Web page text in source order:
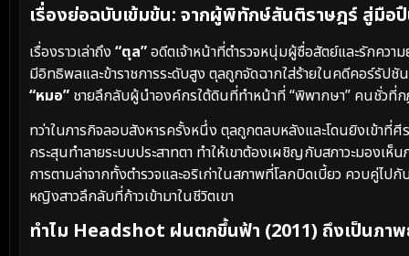
เรื่องย่อฉบับเข้มข้น: จากผู้พิทักษ์สันติราษฎร์ สู่มือ
เรื่องราวเล่าถึง “ตุล”อดีตเจ้าหน้าที่ตำรวจหนุ่มผู้ซื่อสัตย์และรักคว
มีอิทธิพลและข้าราชการระดับสูง ตุลถูกจัดฉากใส่ร้ายในคดีคอร์รัป
“หมอ” ชายลึกลับผู้นำองค์กรใต้ดินที่ทำหน้าที่ “พิพากษา” คนชั่วที่
ทว่าในภารกิจลอบสังหารครั้งหนึ่ง ตุลถูกตลบหลังและโดนยิงเข้าที่ศี
กระสุนทำลายระบบประสาทตา ทำให้เขาต้องเผชิญกับสภาวะมองเห็
การตามล่าจากทั้งตำรวจและอริเก่าในสภาพที่โลกบิดเบี้ยว ควบคู่
หญิงสาวลึกลับที่ก้าวเข้ามาในชีวิตเขา
ทำไม Headshot ฝนตกขึ้นฟ้า (2011) ถึงเป็นภา